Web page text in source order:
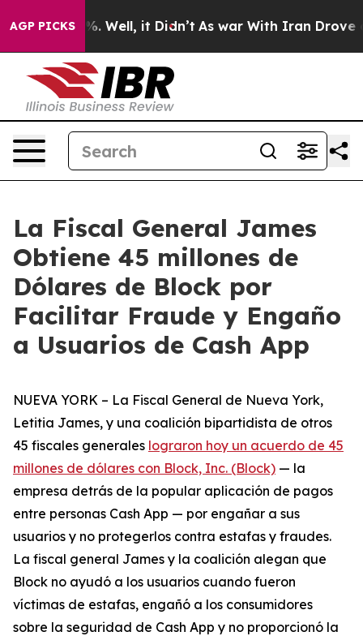
AGP PICKS
40%. Well, it Didn’t As war With Iran Drove oil
La Fiscal General James
Obtiene 45 millones de
Dólares de Block por
Facilitar Fraude y Engaño
a Usuarios de Cash App
NUEVA YORK – La Fiscal General de Nueva York,
Letitia James, y una coalición bipartidista de otros
45 fiscales generales lograron hoy un acuerdo de 45
millones de dólares con Block, Inc. (Block) — la
empresa detrás de la popular aplicación de pagos
entre personas Cash App — por engañar a sus
usuarios y no protegerlos contra estafas y fraudes.
La fiscal general James y la coalición alegan que
Block no ayudó a los usuarios cuando fueron
víctimas de estafas, engañó a los consumidores
sobre la seguridad de Cash App y no proporcionó la